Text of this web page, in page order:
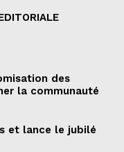
des
la communauté
et lance le jubilé